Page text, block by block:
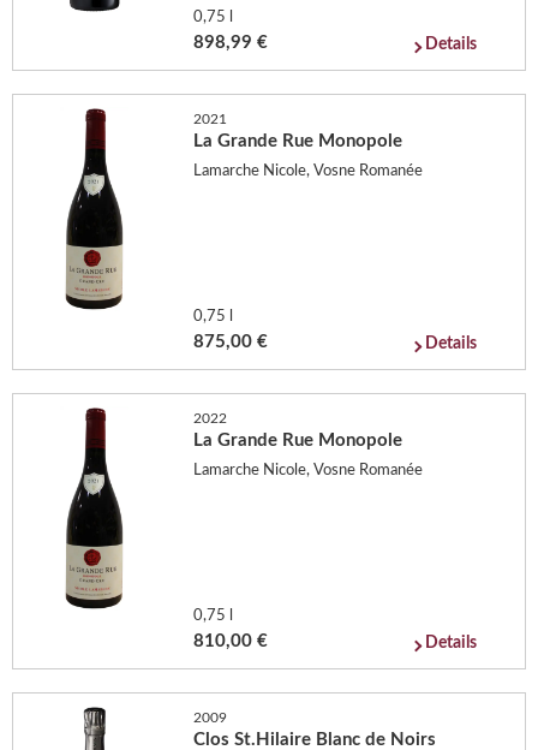
0,75 l
898,99 € Details
2021
La Grande Rue Monopole
Lamarche Nicole, Vosne Romanée
0,75 l
875,00 € Details
2022
La Grande Rue Monopole
Lamarche Nicole, Vosne Romanée
0,75 l
810,00 € Details
2009
Clos St.Hilaire Blanc de Noirs